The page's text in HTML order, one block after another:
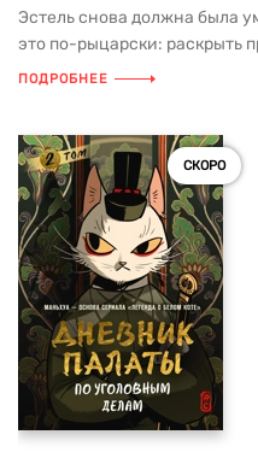
Эстель снова должна была
это по-рыцарски: раскрыть
ПОДРОБНЕЕ
СКОРО